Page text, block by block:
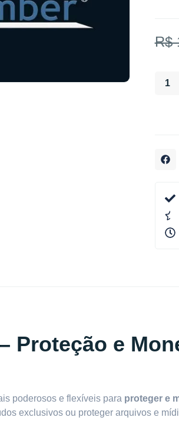
R$
Proteção e
poderosos e flexíveis para proteger e
exclusivos ou proteger arquivos e